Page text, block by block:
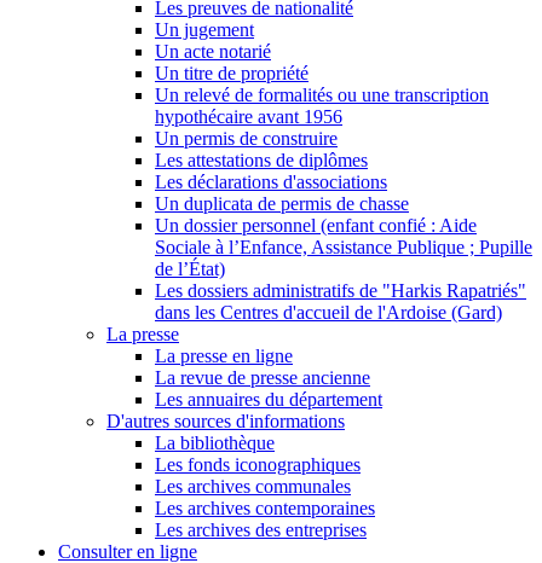
Les preuves de nationalité
Un jugement
Un acte notarié
Un titre de propriété
Un relevé de formalités ou une transcription
hypothécaire avant 1956
Un permis de construire
Les attestations de diplômes
Les déclarations d'associations
Un duplicata de permis de chasse
Un dossier personnel (enfant confié : Aide
Sociale à l’Enfance, Assistance Publique ; Pupille
de l’État)
Les dossiers administratifs de "Harkis Rapatriés"
dans les Centres d'accueil de l'Ardoise (Gard)
La presse
La presse en ligne
La revue de presse ancienne
Les annuaires du département
D'autres sources d'informations
La bibliothèque
Les fonds iconographiques
Les archives communales
Les archives contemporaines
Les archives des entreprises
Consulter en ligne